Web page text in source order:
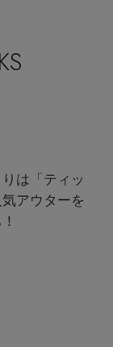
は「ティッ
アウターを